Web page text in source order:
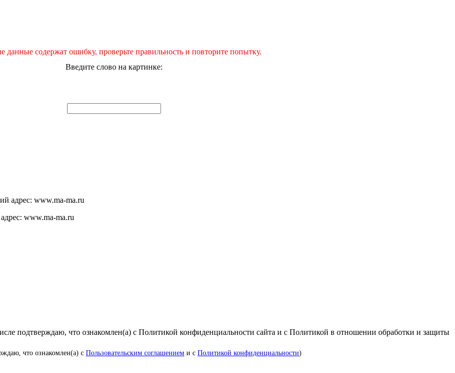
данные содержат ошибку, проверьте правильность и повторите попытку.
Введите слово на картинке:
адрес: www.ma-ma.ru
www.ma-ma.ru
подтверждаю, что ознакомлен(а) с Политикой конфиденциальности сайта и с Политикой в отношении обработки и защиты
что ознакомлен(а) с Пользовательским соглашением и с Политикой конфиденциальности)